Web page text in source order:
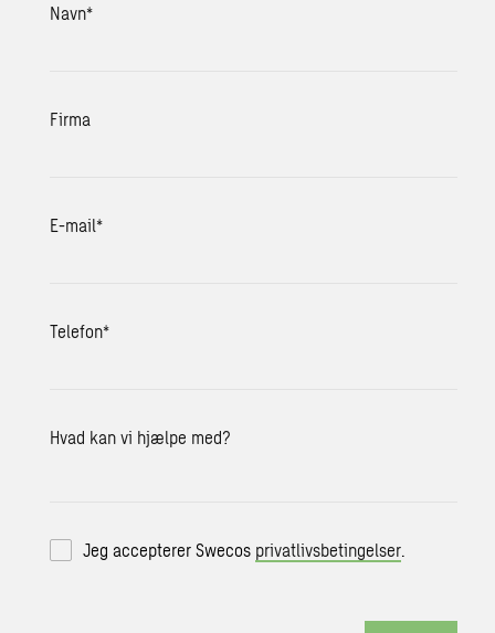
Navn*
Firma
E-mail*
Telefon*
Hvad kan vi hjælpe med?
Jeg accepterer Swecos privatlivsbetingelser